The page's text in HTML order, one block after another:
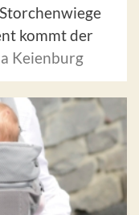
kommt der
Keienburg